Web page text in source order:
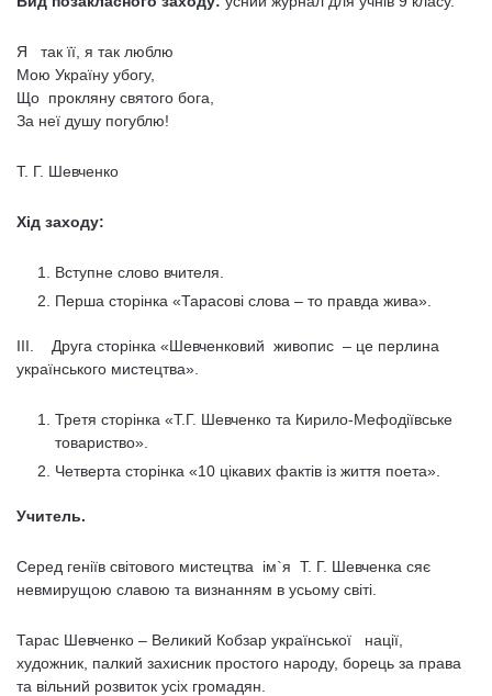
Я так її, я так люблю
Мою Україну убогу,
Що прокляну святого бога,
За неї душу погублю!
Т. Г. Шевченко
Хід заходу:
Вступне слово вчителя.
Перша сторінка «Тарасові слова – то правда жива».
III. Друга сторінка «Шевченковий живопис – це перлина
українського мистецтва».
Третя сторінка «Т.Г. Шевченко та Кирило-Мефодіївське
товариство».
Четверта сторінка «10 цікавих фактів із життя поета».
Учитель.
Серед геніїв світового мистецтва ім`я Т. Г. Шевченка сяє
невмирущою славою та визнанням в усьому світі.
Тарас Шевченко – Великий Кобзар української нації,
художник, палкий захисник простого народу, борець за права
та вільний розвиток усіх громадян.